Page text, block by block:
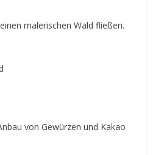
malerischen Wald fließen.
von Gewürzen und Kakao